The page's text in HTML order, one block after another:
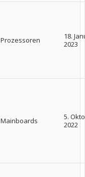
Prozessoren
18.
2023
Mainboards
5.
2022